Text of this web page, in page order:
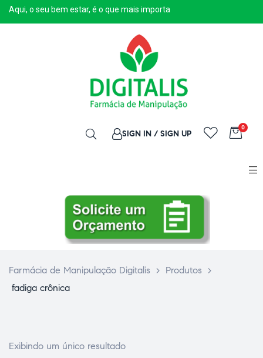
Aqui, o seu bem estar, é o que mais importa
SIGN IN / SIGN UP
0
Farmácia de Manipulação Digitalis > Produtos
>
fadiga crônica
Exibindo um único resultado